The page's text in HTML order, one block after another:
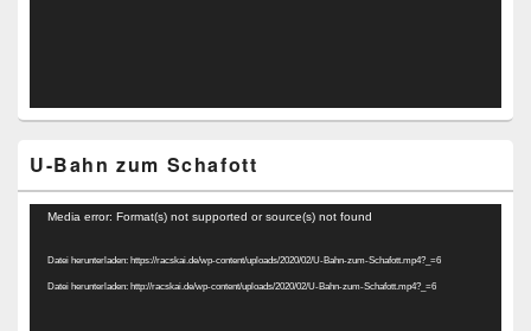
U-Bahn zum Schafott
Video-
Media error: Format(s) not supported or source(s) not found
Datei herunterladen: https://racskai.de/wp-content/uploads/2020/02/U-Bahn-zum-Schafott.mp4?_=6
Datei herunterladen: http://racskai.de/wp-content/uploads/2020/02/U-Bahn-zum-Schafott.mp4?_=6